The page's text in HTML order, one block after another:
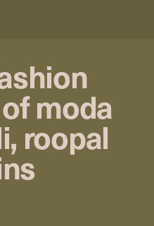
moda
roopal